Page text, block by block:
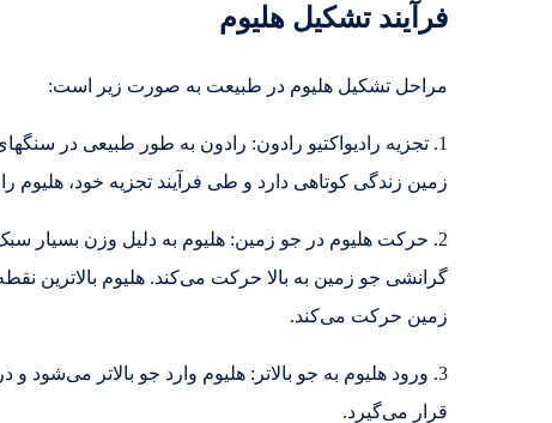
فرآیند تشکیل هلیوم
مراحل تشکیل هلیوم در طبیعت به صورت زیر است:
1. تجزیه رادیواکتیو رادون: رادون به طور طبیعی در
زمین زندگی کوتاهی دارد و طی فرآیند تجزیه خود، هلیوم
2. حرکت هلیوم در جو زمین: هلیوم به دلیل وزن بسیار
گرانشی جو زمین به بالا حرکت می‌کند. هلیوم بالاترین
زمین حرکت می‌کند.
3. ورود هلیوم به جو بالاتر: هلیوم وارد جو بالاتر
قرار می‌گیرد.